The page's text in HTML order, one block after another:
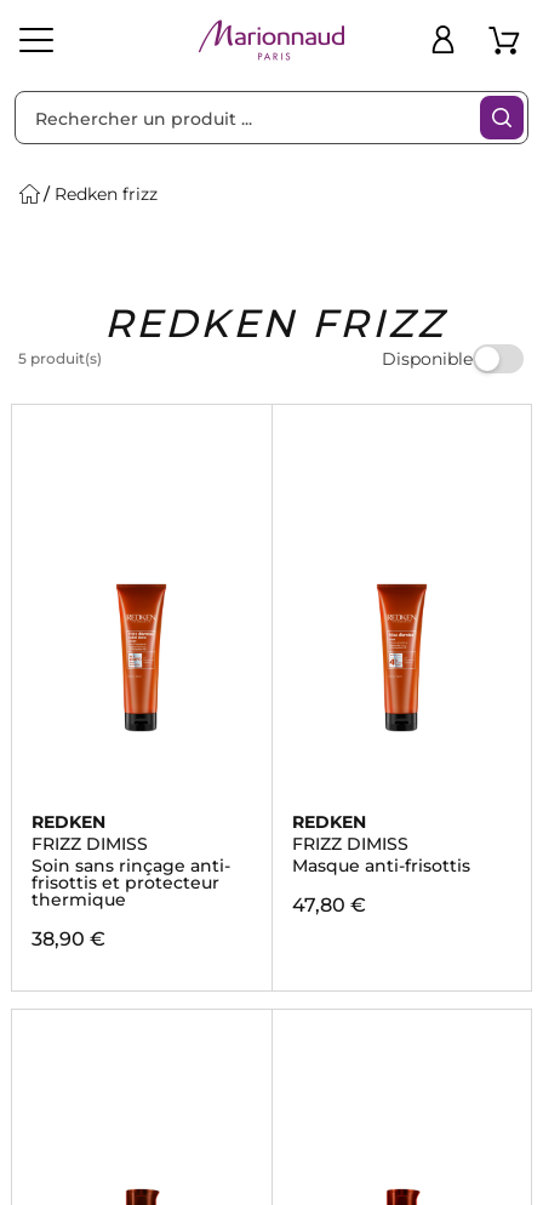
Solaire Homme Marques Idées
Cadeaux
Bons
Plans
Redken frizz
REDKEN FRIZZ
5 produit(s) Disponible
Filtres
REDKEN
FRIZZ DIMISS
Soin sans rinçage anti-
frisottis et protecteur
thermique
38,90 €
REDKEN
FRIZZ DIMISS
Masque anti-frisottis
47,80 €